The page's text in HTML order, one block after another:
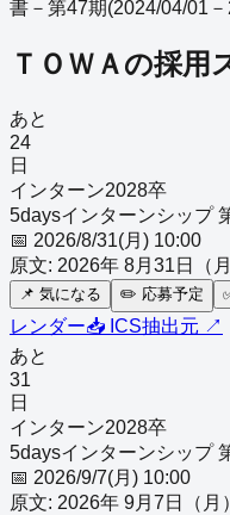
書－第47期(2024/04/01
ＴＯＷＡの採用
あと
24
日
インターン2028卒
5daysインターンシップ
📅 2026/8/31(月) 10:00
原文: 2026年 8月31日（
📌 気になる ✏️ 応募予定
レンダー📥 ICS抽出元 ↗
あと
31
日
インターン2028卒
5daysインターンシップ
📅 2026/9/7(月) 10:00
原文: 2026年 9月7日（月